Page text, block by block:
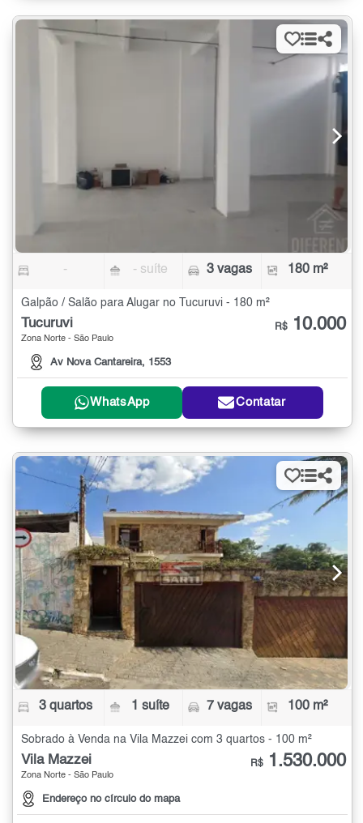
- - suíte 3 vagas 180 m²
Galpão / Salão para Alugar no Tucuruvi - 180 m²
Tucuruvi
Zona Norte - São Paulo
Av Nova Cantareira, 1553
R$ 10.000
WhatsApp Contatar
3 quartos 1 suíte 7 vagas 100 m²
Sobrado à Venda na Vila Mazzei com 3 quartos - 100 m²
Vila Mazzei
Zona Norte - São Paulo
Endereço no círculo do mapa
R$ 1.530.000